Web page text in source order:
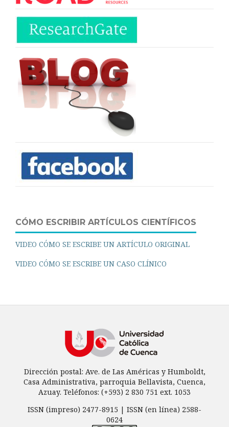
CÓMO ESCRIBIR ARTÍCULOS CIENTÍFICOS
VIDEO CÓMO SE ESCRIBE UN ARTÍCULO ORIGINAL
VIDEO CÓMO SE ESCRIBE UN CASO CLÍNICO
Dirección postal: Ave. de Las Américas y Humboldt,
Casa Administrativa, parroquia Bellavista, Cuenca,
Azuay. Teléfonos: (+593) 2 830 751 ext. 1053
ISSN (impreso) 2477-8915 | ISSN (en línea) 2588-
0624